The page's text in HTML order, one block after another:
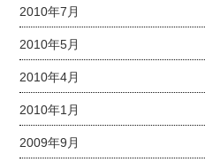
2010年7月
2010年5月
2010年4月
2010年1月
2009年9月